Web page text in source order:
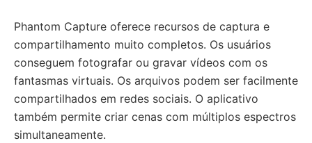
Phantom Capture oferece recursos de captura e
compartilhamento muito completos. Os usuários
conseguem fotografar ou gravar vídeos com os
fantasmas virtuais. Os arquivos podem ser facilmente
compartilhados em redes sociais. O aplicativo
também permite criar cenas com múltiplos espectros
simultaneamente.